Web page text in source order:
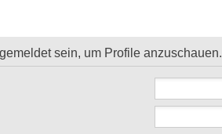
sein, um Profile anzuschauen.